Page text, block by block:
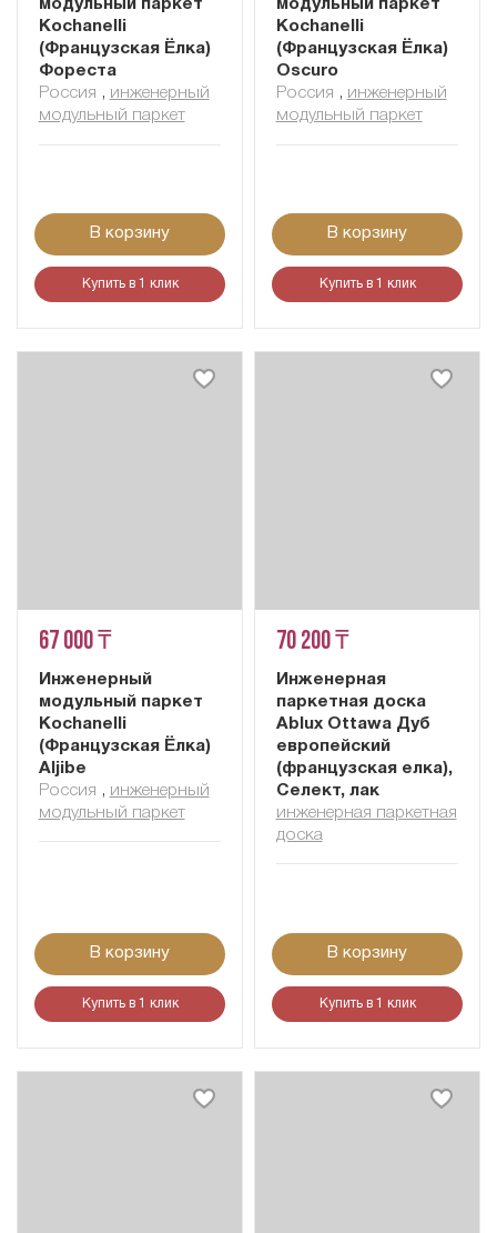
модульный паркет
Kochanelli
(Французская Ёлка)
Фореста
Россия , инженерный
модульный паркет
В корзину
Купить в 1 клик
модульный паркет
Kochanelli
(Французская Ёлка)
Oscuro
Россия , инженерный
модульный паркет
В корзину
Купить в 1 клик
67 000 ₸
Инженерный
модульный паркет
Kochanelli
(Французская Ёлка)
Aljibe
Россия , инженерный
модульный паркет
В корзину
Купить в 1 клик
70 200 ₸
Инженерная
паркетная доска
Ablux Ottawa Дуб
европейский
(французская елка),
Селект, лак
инженерная паркетная
доска
В корзину
Купить в 1 клик